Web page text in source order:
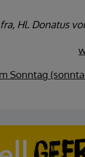
Hl. Donatus
Sonntag